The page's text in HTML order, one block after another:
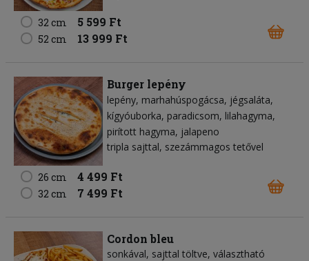
32 cm 5 599 Ft
52 cm 13 999 Ft
Burger lepény
lepény marhahúspogácsa jégsaláta
kígyóuborka paradicsom lilahagyma
pirított hagyma jalapeno
tripla sajttal, szezámmagos tetővel
26 cm 4 499 Ft
32 cm 7 499 Ft
Cordon bleu
sonkával, sajttal töltve, választható